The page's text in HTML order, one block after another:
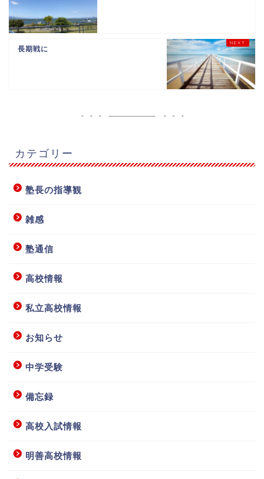
長期戦に
カテゴリー
塾長の指導観
雑感
塾通信
高校情報
私立高校情報
お知らせ
中学受験
備忘録
高校入試情報
明善高校情報